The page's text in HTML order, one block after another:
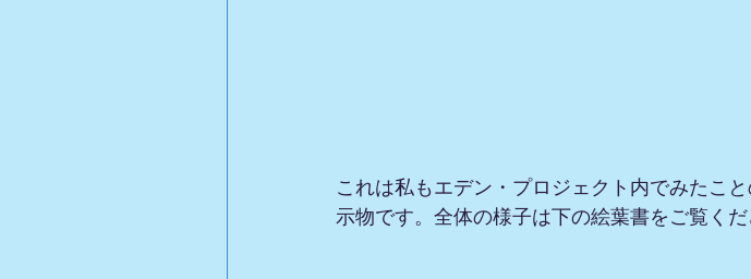
これは私もエデン・プロジェクト内でみたこ
示物です。全体の様子は下の絵葉書をご覧くだ